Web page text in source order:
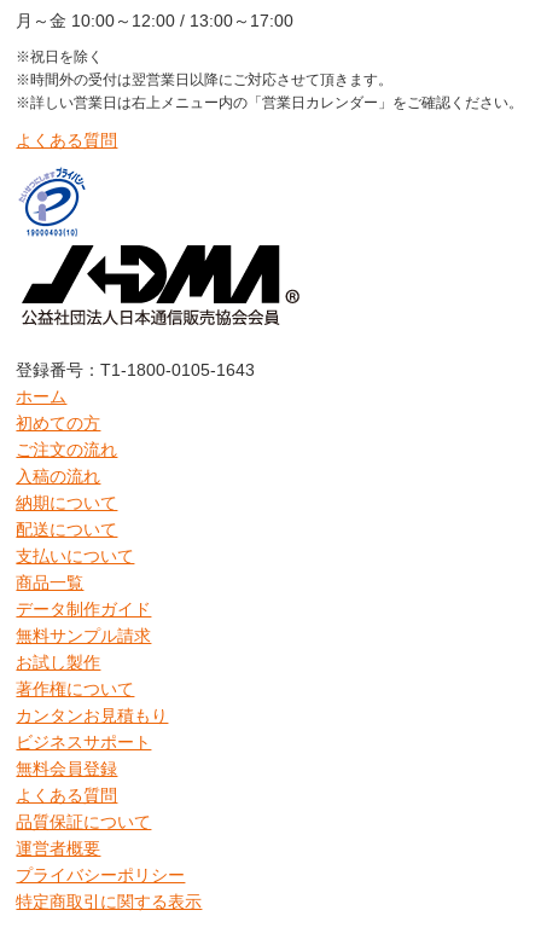
月～金 10:00～12:00 / 13:00～17:00
※祝日を除く
※時間外の受付は翌営業日以降にご対応させて頂きます。
※詳しい営業日は右上メニュー内の「営業日カレンダー」をご確認ください。
よくある質問
登録番号：T1-1800-0105-1643
ホーム
初めての方
ご注文の流れ
入稿の流れ
納期について
配送について
支払いについて
商品一覧
データ制作ガイド
無料サンプル請求
お試し製作
著作権について
カンタンお見積もり
ビジネスサポート
無料会員登録
よくある質問
品質保証について
運営者概要
プライバシーポリシー
特定商取引に関する表示